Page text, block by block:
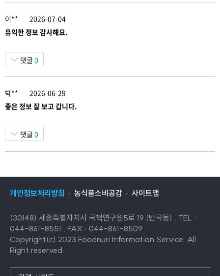
이**
2026-07-04
유익한 정보 감사해요.
댓글 0
박**
2026-06-29
좋은 정보 잘 보고 갑니다.
댓글 0
개인정보처리방침 농식품소비공감 사이트맵
(30148) 세종특별자치시 국책연구원5로 19 (반곡동) , TEL :
044-861-8551 , FAX : 044-861-8509
Copyright(c) 2023 Foodnuri Information Service. All
Right reserved.